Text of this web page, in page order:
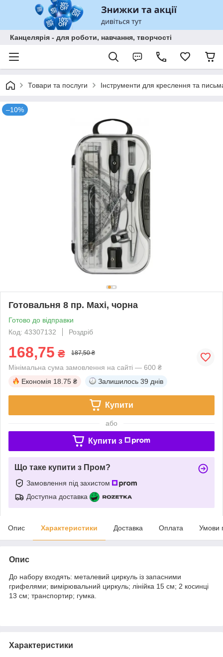
Канцелярія - для роботи, навчання, творчості
Товари та послуги Інструменти для креслення та
–10%
Готовальня 8 пр. Maxi, чорна
Готово до відправки
Код: 43307132
Роздріб
168,75 ₴ 187,50 ₴
Мінімальна сума замовлення на сайті — 600 ₴
Економія 18.75 ₴ Залишилось 39 днів
Купити
або
Купити з
Що таке купити з Пром?
Замовлення під захистом
Доступна доставка
Опис Характеристики Доставка Оплата Умови
Опис
До набору входять: металевий циркуль із запасними
грифелями; вимірювальний циркуль; лінійка 15 см; 2 косинці
13 см; транспортир; гумка.
Характеристики